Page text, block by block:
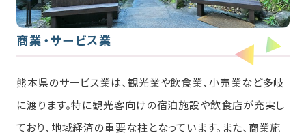
商業・サービス業
熊本県のサービス業は、観光業や飲食業、小売業など多岐
に渡ります。特に観光客向けの宿泊施設や飲食店が充実し
ており、地域経済の重要な柱となっています。また、商業施